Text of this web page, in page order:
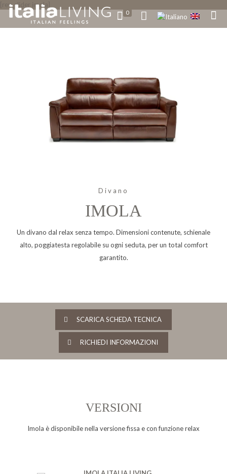
0
[rev_slider imola]
Divano
IMOLA
Un divano dal relax senza tempo. Dimensioni contenute, schienale
alto, poggiatesta regolabile su ogni seduta, per un total comfort
garantito.
SCARICA SCHEDA TECNICA
RICHIEDI INFORMAZIONI
VERSIONI
Imola è disponibile nella versione fissa e con funzione relax